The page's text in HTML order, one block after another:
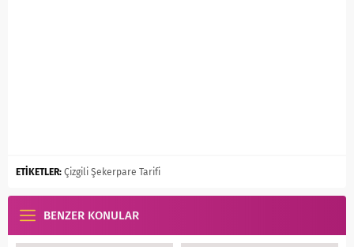
ETİKETLER: Çizgili Şekerpare Tarifi
BENZER KONULAR